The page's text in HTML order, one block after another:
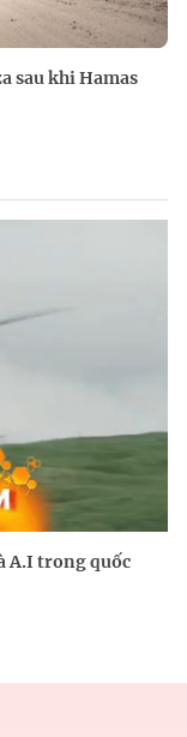
sau khi Hamas
A.I trong quốc